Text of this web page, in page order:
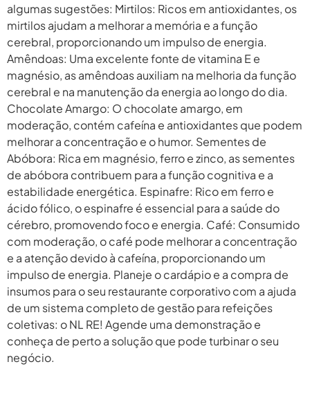
algumas sugestões: Mirtilos: Ricos em antioxidantes, os
mirtilos ajudam a melhorar a memória e a função
cerebral, proporcionando um impulso de energia.
Amêndoas: Uma excelente fonte de vitamina E e
magnésio, as amêndoas auxiliam na melhoria da função
cerebral e na manutenção da energia ao longo do dia.
Chocolate Amargo: O chocolate amargo, em
moderação, contém cafeína e antioxidantes que podem
melhorar a concentração e o humor. Sementes de
Abóbora: Rica em magnésio, ferro e zinco, as sementes
de abóbora contribuem para a função cognitiva e a
estabilidade energética. Espinafre: Rico em ferro e
ácido fólico, o espinafre é essencial para a saúde do
cérebro, promovendo foco e energia. Café: Consumido
com moderação, o café pode melhorar a concentração
e a atenção devido à cafeína, proporcionando um
impulso de energia. Planeje o cardápio e a compra de
insumos para o seu restaurante corporativo com a ajuda
de um sistema completo de gestão para refeições
coletivas: o NL RE! Agende uma demonstração e
conheça de perto a solução que pode turbinar o seu
negócio.